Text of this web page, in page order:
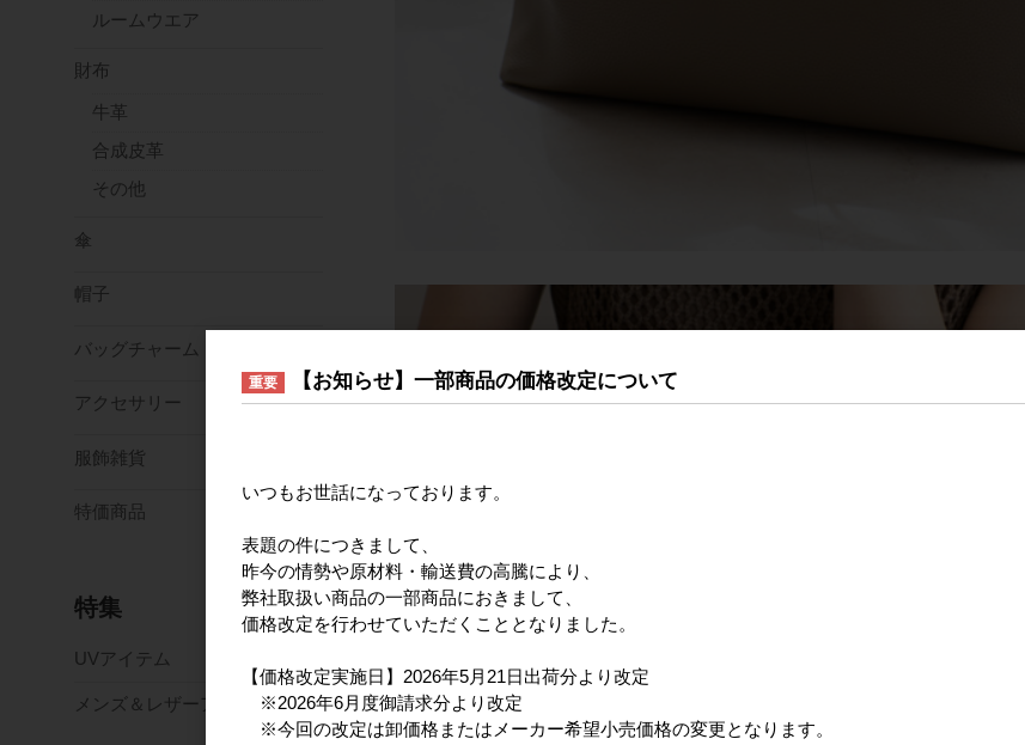
ルームウエア
財布
牛革
合成皮革
その他
傘
帽子
バッグチャーム
アクセサリー
服飾雑貨
特価商品
特集
UVアイテム
メンズ＆レザーアイテム
重要 【お知らせ】一部商品の価格改定について
いつもお世話になっております。
表題の件につきまして、
昨今の情勢や原材料・輸送費の高騰により、
弊社取扱い商品の一部商品におきまして、
価格改定を行わせていただくこととなりました。
【価格改定実施日】2026年5月21日出荷分より改定
※2026年6月度御請求分より改定
※今回の改定は卸価格またはメーカー希望小売価格の変更となります。